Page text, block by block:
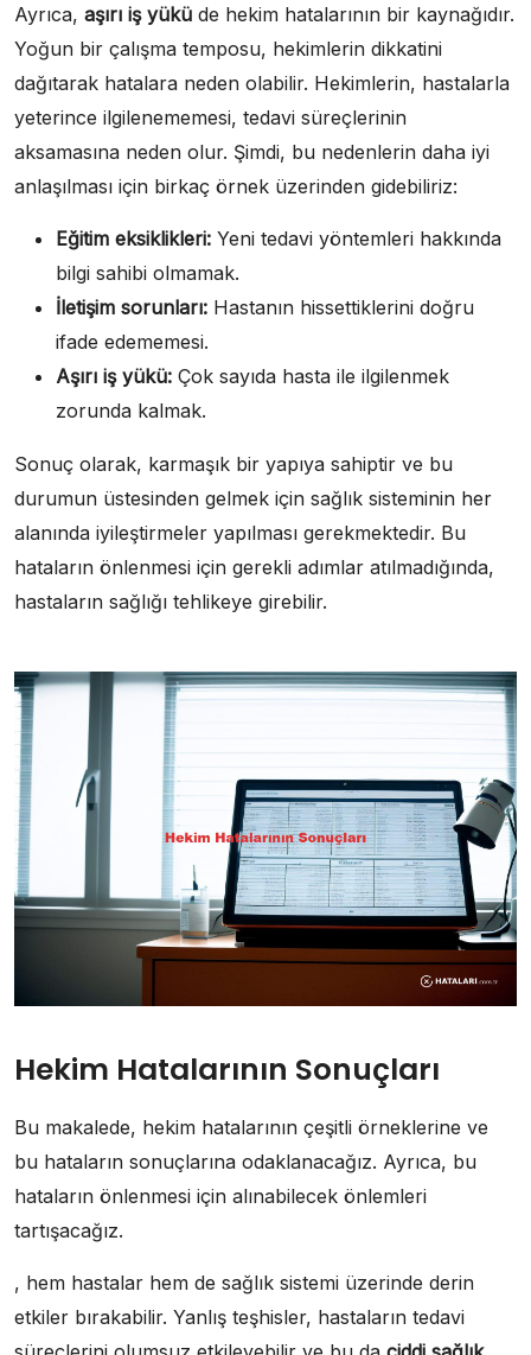
Ayrıca, aşırı iş yükü de hekim hatalarının bir kaynağıdır.
Yoğun bir çalışma temposu, hekimlerin dikkatini
dağıtarak hatalara neden olabilir. Hekimlerin, hastalarla
yeterince ilgilenememesi, tedavi süreçlerinin
aksamasına neden olur. Şimdi, bu nedenlerin daha iyi
anlaşılması için birkaç örnek üzerinden gidebiliriz:
Eğitim eksiklikleri: Yeni tedavi yöntemleri hakkında
bilgi sahibi olmamak.
İletişim sorunları: Hastanın hissettiklerini doğru
ifade edememesi.
Aşırı iş yükü: Çok sayıda hasta ile ilgilenmek
zorunda kalmak.
Sonuç olarak, karmaşık bir yapıya sahiptir ve bu
durumun üstesinden gelmek için sağlık sisteminin her
alanında iyileştirmeler yapılması gerekmektedir. Bu
hataların önlenmesi için gerekli adımlar atılmadığında,
hastaların sağlığı tehlikeye girebilir.
Hekim Hatalarının Sonuçları
Bu makalede, hekim hatalarının çeşitli örneklerine ve
bu hataların sonuçlarına odaklanacağız. Ayrıca, bu
hataların önlenmesi için alınabilecek önlemleri
tartışacağız.
, hem hastalar hem de sağlık sistemi üzerinde derin
etkiler bırakabilir. Yanlış teşhisler, hastaların tedavi